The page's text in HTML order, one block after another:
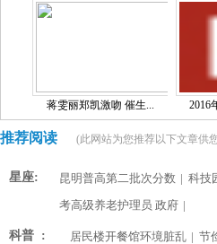
蒋雯丽郑凯激吻 催生... 2016
推荐阅读 (此网站为您推荐以下文章供
星座: 昆明普高第二批次分数 | 科技
考高级养老护理员 政府 |
科普 : 居民楼开餐馆环境脏乱 | 节